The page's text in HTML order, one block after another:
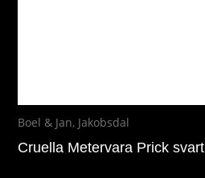
Boel & Jan, Jakobsdal
Cruella Metervara Prick svart